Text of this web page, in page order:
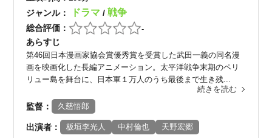
ジャンル： ドラマ/戦争
総合評価： -
あらすじ
第46回日本漫画家協会賞優秀賞を受賞した武田一義の同名漫
画を映画化した長編アニメーション。太平洋戦争末期のペリ
リュー島を舞台に、日本軍１万人のうち最後まで生き残...
続きを読む
監督： 久慈悟郎
出演者： 板垣李光人 中村倫也 天野宏郷